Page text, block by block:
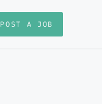
POST A JOB